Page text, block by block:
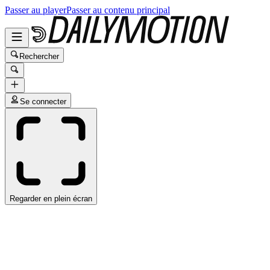
Passer au playerPasser au contenu principal
Rechercher
Se connecter
Regarder en plein écran